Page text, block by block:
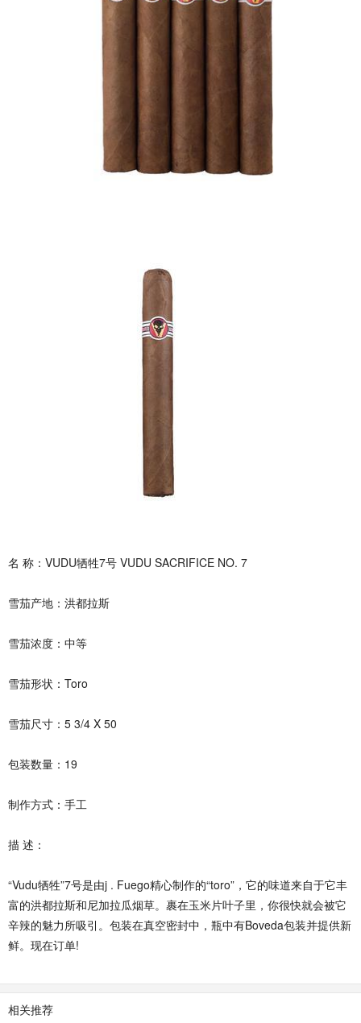
名 称：VUDU牺牲7号 VUDU SACRIFICE NO. 7
雪茄产地：洪都拉斯
雪茄浓度：中等
雪茄形状：Toro
雪茄尺寸：5 3/4 X 50
包装数量：19
制作方式：手工
描 述：
“Vudu牺牲”7号是由j . Fuego精心制作的“toro”，它的味道来自于它丰
富的洪都拉斯和尼加拉瓜烟草。裹在玉米片叶子里，你很快就会被它
辛辣的魅力所吸引。包装在真空密封中，瓶中有Boveda包装并提供新
鲜。现在订单!
相关推荐